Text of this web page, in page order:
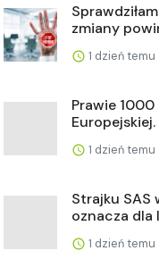
zmiany
1 dzień temu
Prawie 1000
Europejskiej.
1 dzień temu
Strajku SAS
oznacza dla
1 dzień temu